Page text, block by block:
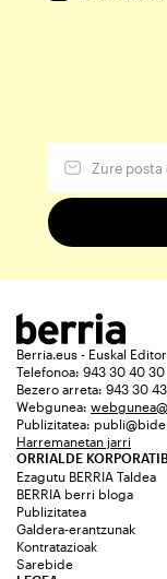
Berria.eus - Euskal
Telefonoa: 943 30 40 30
Bezero arreta: 943 30
Webgunea:
Publizitatea:
Harremanetan jarri
ORRIALDE
Ezagutu BERRIA Taldea
BERRIA berri bloga
Publizitatea
Galdera-erantzunak
Kontratazioak
Sarebide